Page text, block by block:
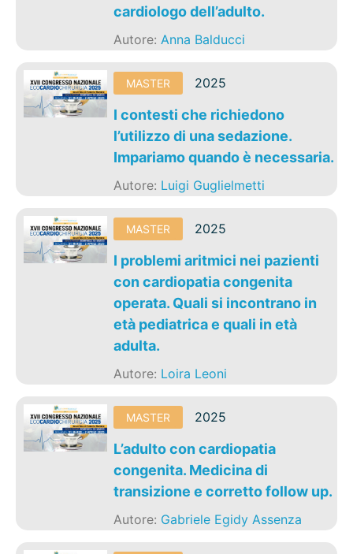
cardiologo dell’adulto.
Autore:Anna Balducci
MASTER 2025
I contesti che richiedono
l’utilizzo di una sedazione.
Impariamo quando è necessaria.
Autore: Luigi Guglielmetti
MASTER 2025
I problemi aritmici nei pazienti
con cardiopatia congenita
operata. Quali si incontrano in
età pediatrica e quali in età
adulta.
Autore: Loira Leoni
MASTER 2025
L’adulto con cardiopatia
congenita. Medicina di
transizione e corretto follow up.
Autore: Gabriele Egidy Assenza